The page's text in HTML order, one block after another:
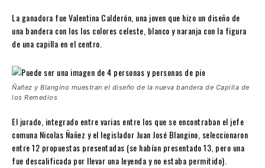
La ganadora fue Valentina Calderón, una joven que hizo un diseño de
una bandera con los los colores celeste, blanco y naranja con la figura
de una capilla en el centro.
Ñañez y Blangino muestran el diseño de la nueva bandera de Capilla de
los Remedios
El jurado, integrado entre varias entre los que se encontraban el jefe
comuna Nicolas Ñañez y el legislador Juan José Blangino, seleccionaron
entre 12 propuestas presentadas (se habían presentado 13, pero una
fue descalificada por llevar una leyenda y no estaba permitido).